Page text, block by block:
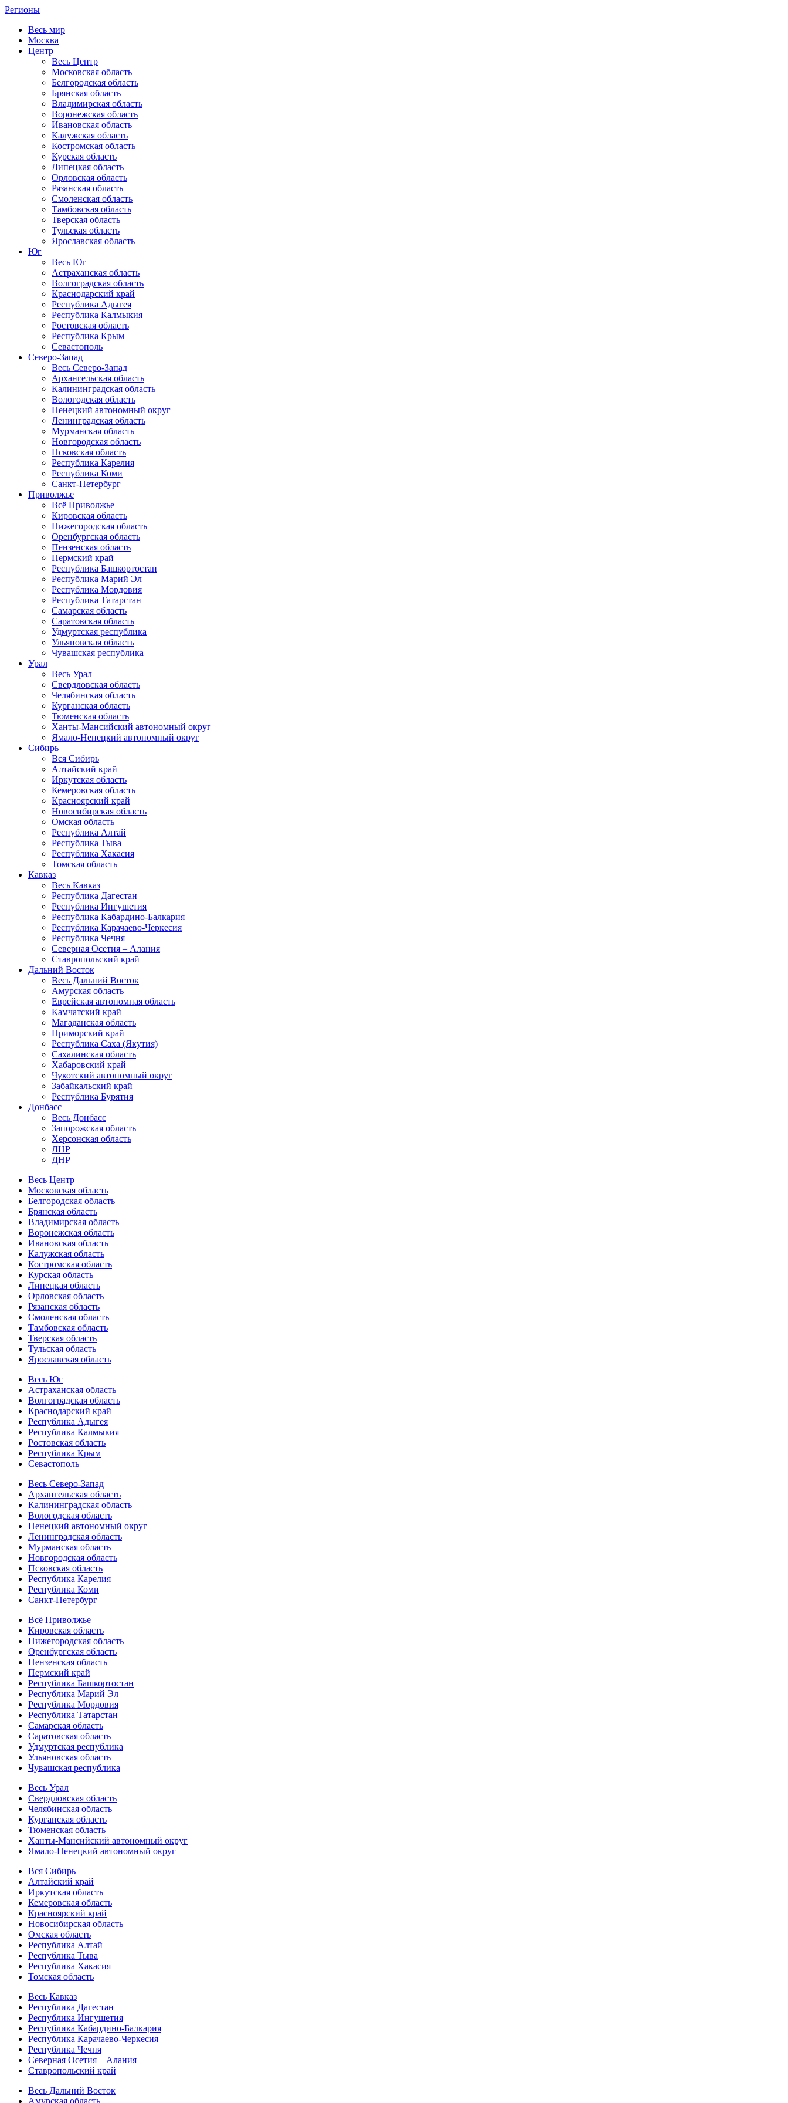
Регионы
Весь мир
Москва
Центр
Весь Центр
Московская область
Белгородская область
Брянская область
Владимирская область
Воронежская область
Ивановская область
Калужская область
Костромская область
Курская область
Липецкая область
Орловская область
Рязанская область
Смоленская область
Тамбовская область
Тверская область
Тульская область
Ярославская область
Юг
Весь Юг
Астраханская область
Волгоградская область
Краснодарский край
Республика Адыгея
Республика Калмыкия
Ростовская область
Республика Крым
Севастополь
Северо-Запад
Весь Северо-Запад
Архангельская область
Калининградская область
Вологодская область
Ненецкий автономный округ
Ленинградская область
Мурманская область
Новгородская область
Псковская область
Республика Карелия
Республика Коми
Санкт-Петербург
Приволжье
Всё Приволжье
Кировская область
Нижегородская область
Оренбургская область
Пензенская область
Пермский край
Республика Башкортостан
Республика Марий Эл
Республика Мордовия
Республика Татарстан
Самарская область
Саратовская область
Удмуртская республика
Ульяновская область
Чувашская республика
Урал
Весь Урал
Свердловская область
Челябинская область
Курганская область
Тюменская область
Ханты-Мансийский автономный округ
Ямало-Ненецкий автономный округ
Сибирь
Вся Сибирь
Алтайский край
Иркутская область
Кемеровская область
Красноярский край
Новосибирская область
Омская область
Республика Алтай
Республика Тыва
Республика Хакасия
Томская область
Кавказ
Весь Кавказ
Республика Дагестан
Республика Ингушетия
Республика Кабардино-Балкария
Республика Карачаево-Черкесия
Республика Чечня
Северная Осетия – Алания
Ставропольский край
Дальний Восток
Весь Дальний Восток
Амурская область
Еврейская автономная область
Камчатский край
Магаданская область
Приморский край
Республика Саха (Якутия)
Сахалинская область
Хабаровский край
Чукотский автономный округ
Забайкальский край
Республика Бурятия
Донбасс
Весь Донбасс
Запорожская область
Херсонская область
ЛНР
ДНР
Весь Центр
Московская область
Белгородская область
Брянская область
Владимирская область
Воронежская область
Ивановская область
Калужская область
Костромская область
Курская область
Липецкая область
Орловская область
Рязанская область
Смоленская область
Тамбовская область
Тверская область
Тульская область
Ярославская область
Весь Юг
Астраханская область
Волгоградская область
Краснодарский край
Республика Адыгея
Республика Калмыкия
Ростовская область
Республика Крым
Севастополь
Весь Северо-Запад
Архангельская область
Калининградская область
Вологодская область
Ненецкий автономный округ
Ленинградская область
Мурманская область
Новгородская область
Псковская область
Республика Карелия
Республика Коми
Санкт-Петербург
Всё Приволжье
Кировская область
Нижегородская область
Оренбургская область
Пензенская область
Пермский край
Республика Башкортостан
Республика Марий Эл
Республика Мордовия
Республика Татарстан
Самарская область
Саратовская область
Удмуртская республика
Ульяновская область
Чувашская республика
Весь Урал
Свердловская область
Челябинская область
Курганская область
Тюменская область
Ханты-Мансийский автономный округ
Ямало-Ненецкий автономный округ
Вся Сибирь
Алтайский край
Иркутская область
Кемеровская область
Красноярский край
Новосибирская область
Омская область
Республика Алтай
Республика Тыва
Республика Хакасия
Томская область
Весь Кавказ
Республика Дагестан
Республика Ингушетия
Республика Кабардино-Балкария
Республика Карачаево-Черкесия
Республика Чечня
Северная Осетия – Алания
Ставропольский край
Весь Дальний Восток
Амурская область